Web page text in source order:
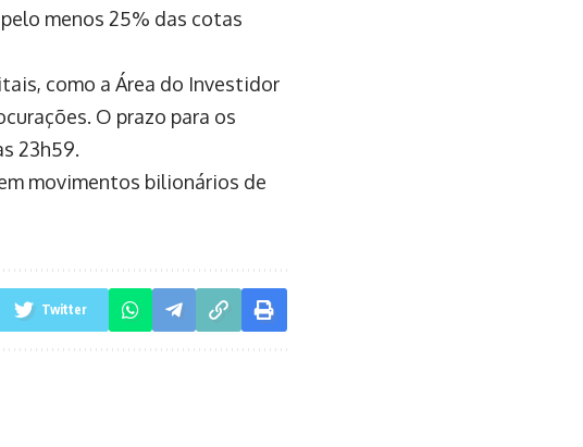
menos 25% das cotas
como a Área do Investidor
O prazo para os
23h59.
movimentos bilionários de
Twitter